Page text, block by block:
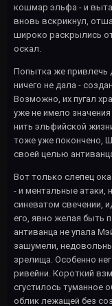
кошмар эльфа - и
вновь вскрикнул,
широко раскрылись
оскал.
Попытка же привлечь
ничего не дала -
Возможно, их пугал
уже не имело
нить эльфийской
тоже уже покончено,
своей целью
Вот только слепец
- и ментальные атаки,
синеватом свечении,
его, явно желая быть
антиванца не упала
зашумели,
зрелища. Особенно
ривейни. Короткий
сгустилось туманное
облик лежащей без